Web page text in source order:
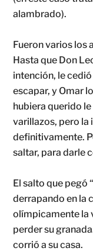
alambrado).
Fueron varios los
Hasta que Don
intención, le
escapar, y Omar
hubiera querido
varillazos, pero la
definitivamente.
saltar, para darle
El salto que pegó
derrapando en la
olímpicamente la
perder su
corrió a su casa.